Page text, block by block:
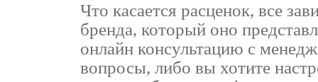
Что касается расценок, все
бренда, который оно
онлайн консультацию с
вопросы, либо вы хотите